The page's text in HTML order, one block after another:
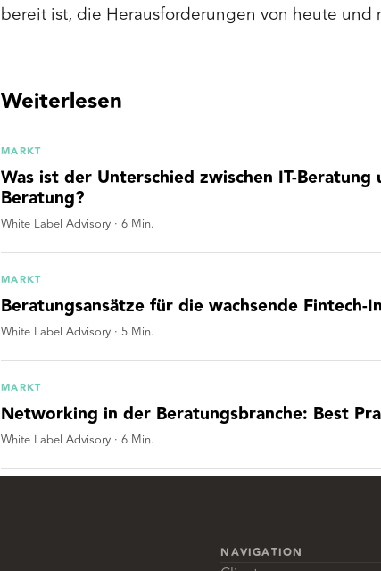
bereit ist, die Herausforderungen von heute und
Weiterlesen
MARKT
Was ist der Unterschied zwischen IT-Beratung
Beratung?
White Label Advisory · 6 Min.
MARKT
Beratungsansätze für die wachsende Fintech-
White Label Advisory · 5 Min.
MARKT
Networking in der Beratungsbranche: Best
White Label Advisory · 6 Min.
NAVIGATION